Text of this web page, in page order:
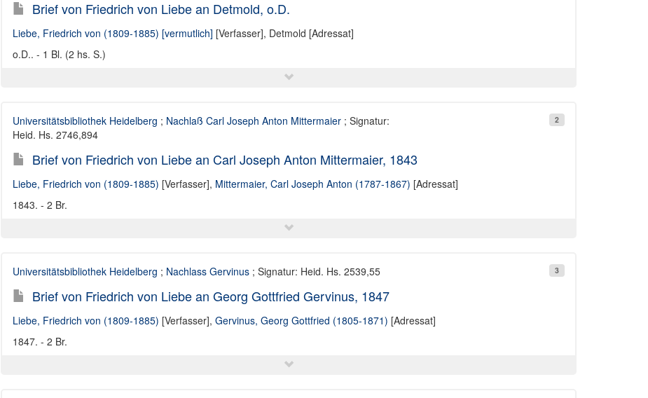
Brief von Friedrich von Liebe an Detmold, o.D.
Liebe, Friedrich von (1809-1885) [vermutlich] [Verfasser], Detmold [Adressat]
o.D.. - 1 Bl. (2 hs. S.)
2
Universitätsbibliothek Heidelberg ; Nachlaß Carl Joseph Anton Mittermaier; Signatur:
Heid. Hs. 2746,894
Brief von Friedrich von Liebe an Carl Joseph Anton Mittermaier, 1843
Liebe, Friedrich von (1809-1885) [Verfasser], Mittermaier, Carl Joseph Anton (1787-1867) [Adressat]
1843. - 2 Br.
3
Universitätsbibliothek Heidelberg ; Nachlass Gervinus; Signatur: Heid. Hs. 2539,55
Brief von Friedrich von Liebe an Georg Gottfried Gervinus, 1847
Liebe, Friedrich von (1809-1885) [Verfasser], Gervinus, Georg Gottfried (1805-1871) [Adressat]
1847. - 2 Br.